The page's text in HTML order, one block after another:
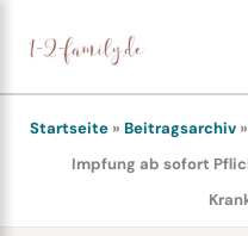
Inhalt
springen
Startseite» Beitragsarchiv»
Impfung ab sofort